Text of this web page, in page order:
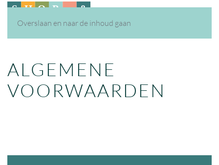
Overslaan en naar de inhoud gaan
ALGEMENE
VOORWAARDEN